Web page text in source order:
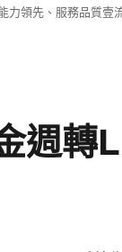
力領先、服務品質
週轉